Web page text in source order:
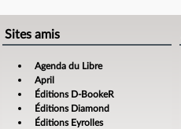
Sites amis
Agenda du Libre
April
Éditions D-BookeR
Éditions Diamond
Éditions Eyrolles